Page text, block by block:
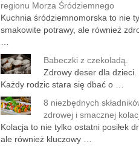
regionu Morza Śródziemnego
Kuchnia śródziemnomorska to nie
smakowite potrawy, ale również
Babeczki z czekoladą.
Zdrowy deser dla dzieci.
Każdy rodzic stara się dbać o …
8 niezbędnych
zdrowej i smacznej
Kolacja to nie tylko ostatni posiłek
ale również kluczowy …